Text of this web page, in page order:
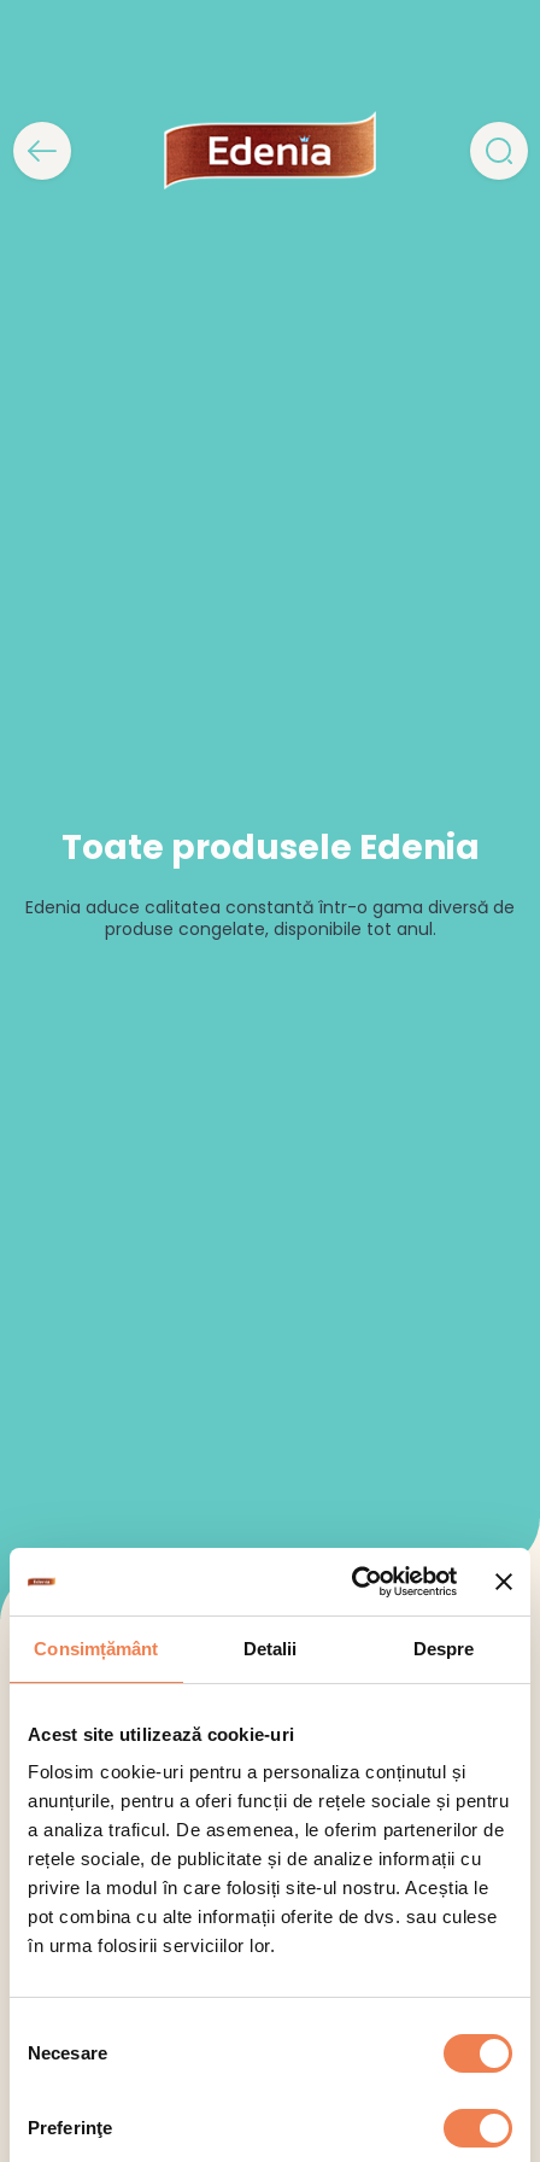
Consimțământ Detalii Despre
Acest site utilizează cookie-uri
Folosim cookie-uri pentru a personaliza conținutul și
anunțurile, pentru a oferi funcții de rețele sociale și pentru
a analiza traficul. De asemenea, le oferim partenerilor de
rețele sociale, de publicitate și de analize informații cu
privire la modul în care folosiți site-ul nostru. Aceștia le
pot combina cu alte informații oferite de dvs. sau culese
în urma folosirii serviciilor lor.
consimțământului
Necesare
Preferinţe
Toate produsele Edenia
Edenia aduce calitatea constantă într-o gama diversă de
produse congelate, disponibile tot anul.
Toate produsele Edenia sunt:
Selectează categoria
Legume Pește
Selectează
Legume